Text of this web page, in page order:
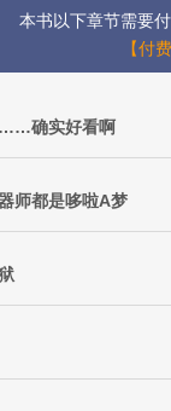
本书以下章节需要
【付
……确实好看啊
师都是哆啦A梦